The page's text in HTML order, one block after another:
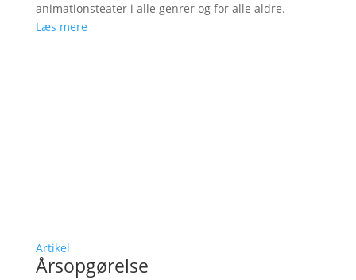
animationsteater i alle genrer og for alle aldre.
Læs mere
Artikel
Årsopgørelse